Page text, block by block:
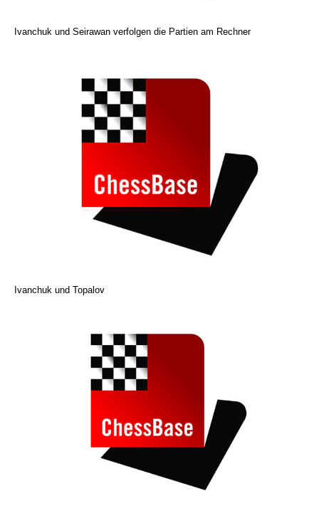
Ivanchuk und Seirawan verfolgen die Partien am Rechner
Ivanchuk und Topalov